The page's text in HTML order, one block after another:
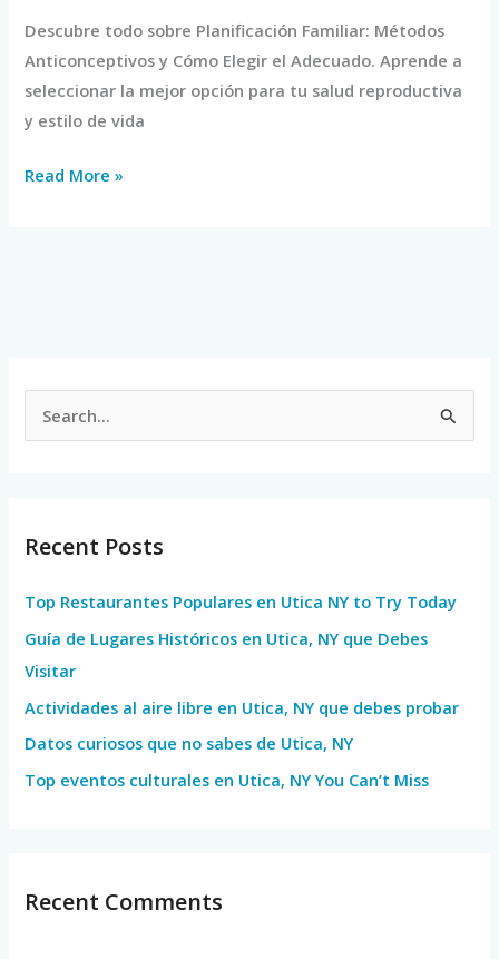
Descubre todo sobre Planificación Familiar: Métodos
Anticonceptivos y Cómo Elegir el Adecuado. Aprende a
seleccionar la mejor opción para tu salud reproductiva
y estilo de vida
Read More »
c
f
o
r
:
Recent Posts
Top Restaurantes Populares en Utica NY to Try Today
Guía de Lugares Históricos en Utica, NY que Debes
Visitar
Actividades al aire libre en Utica, NY que debes probar
Datos curiosos que no sabes de Utica, NY
Top eventos culturales en Utica, NY You Can’t Miss
Recent Comments